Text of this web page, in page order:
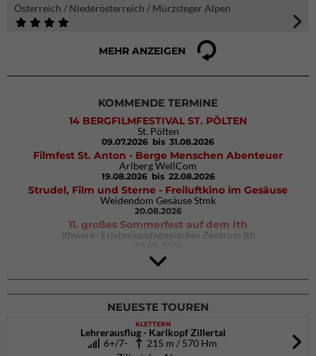
Österreich / Niederösterreich / Mürzsteger Alpen
MEHR ANZEIGEN
KOMMENDE TERMINE
14 BERGFILMFESTIVAL ST. PÖLTEN
St. Pölten
09.07.2026 bis 31.08.2026
Filmfest St. Anton - Berge Menschen Abenteuer
Arlberg WellCom
19.08.2026 bis 22.08.2026
Strudel, Film und Sterne - Freiluftkino im Gesäuse
Weidendom Gesäuse Stmk
20.08.2026
11. großes Sommerfest auf dem Ith
Ithwerk- Erlebnispädagogisches Zentrum Ith
4Blocs KIDS 2026
DAV Kletter- & Boulderzentrum München Süd (Thalkirchen)
26.09.2026
NEUESTE TOUREN
KLETTERN
Lehrerausflug - Karlkopf Zillertal
6+/7-
215 m / 570 Hm